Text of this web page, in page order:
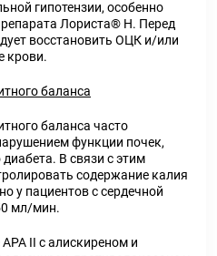
гипотензии, особенно
Лориста® Н. Перед
восстановить ОЦК и/или
крови.
баланса
баланса часто
функции почек,
В связи с этим
содержание калия
у пациентов с сердечной
мл/мин.
II с алискиреном и